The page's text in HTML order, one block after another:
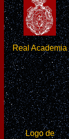
Real Academia
Logo de